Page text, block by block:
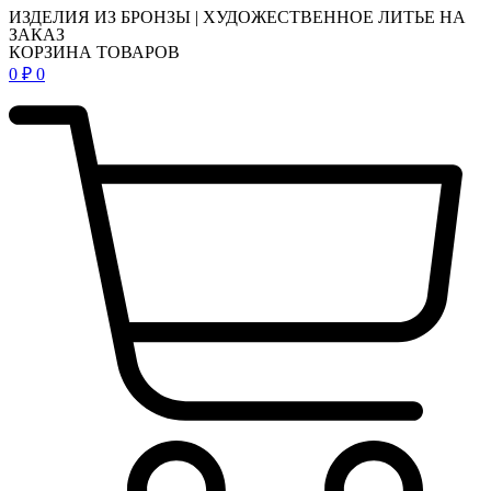
ИЗДЕЛИЯ ИЗ БРОНЗЫ | ХУДОЖЕСТВЕННОЕ ЛИТЬЕ НА
ЗАКАЗ
КОРЗИНА ТОВАРОВ
0 ₽ 0